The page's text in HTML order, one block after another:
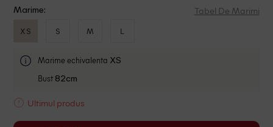
Marime: Tabel De Marimi
XS S M L
Marime echivalenta XS
Bust 82cm
Ultimul produs